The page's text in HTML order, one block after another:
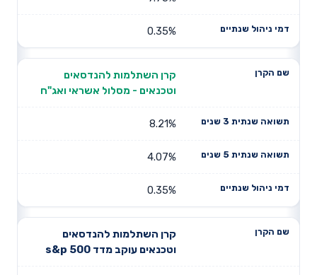
0.35%
קרן השתלמות להנדסאים
וטכנאים - מסלול אשראי ואג"ח
8.21%
4.07%
0.35%
קרן השתלמות להנדסאים
וטכנאים עוקב מדד s&p 500